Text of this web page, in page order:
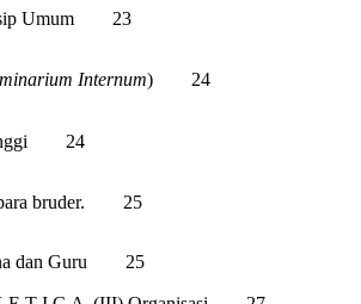
Umum 23
Internum) 24
24
para bruder. 25
dan Guru 25